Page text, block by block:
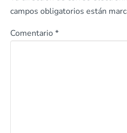
campos obligatorios están
Comentario *